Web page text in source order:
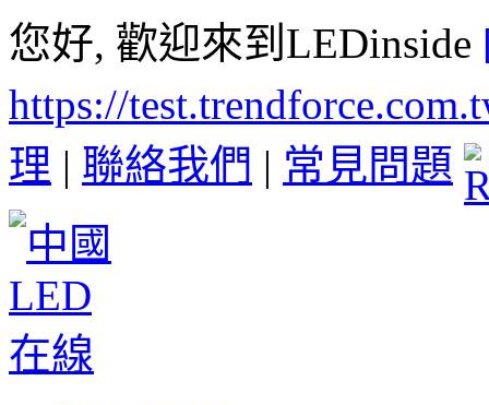
您好, 歡迎來到LEDinside
https://
理 | 聯絡我們 | 常見問題